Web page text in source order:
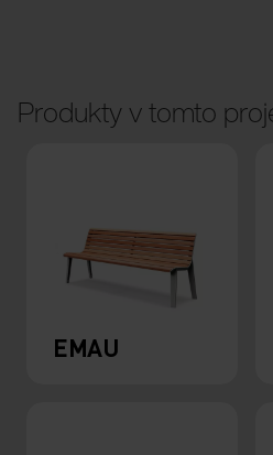
Produkty v tomto
EMAU